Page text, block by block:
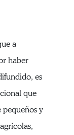
a
haber
es
que
pequeños y